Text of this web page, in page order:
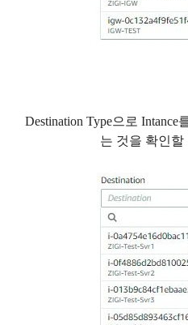
Destination Type으로 Intance
는 것을 확인할